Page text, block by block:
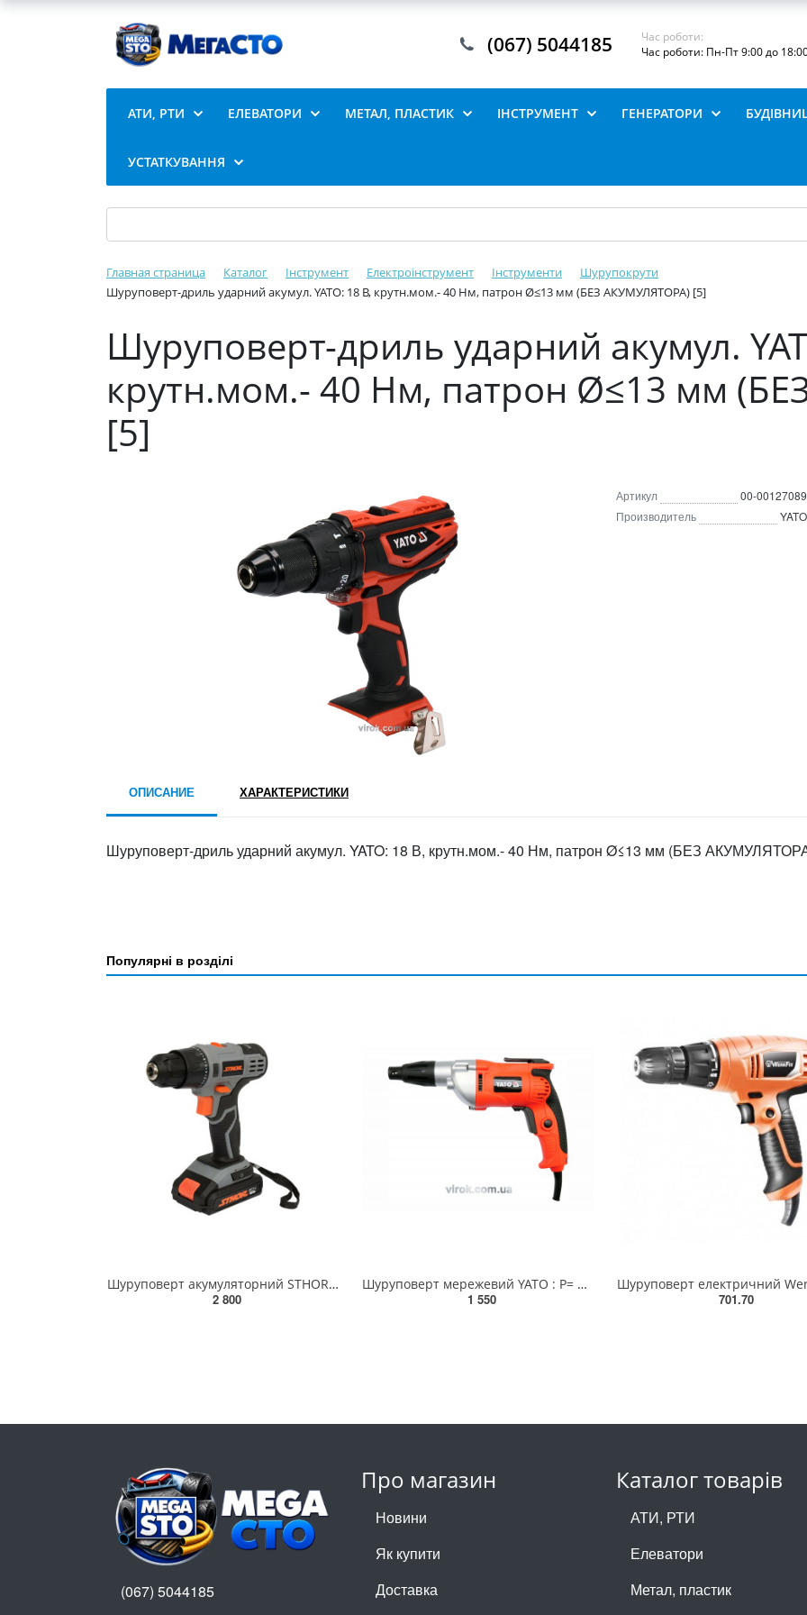
(067) 5044185
Час роботи:
Час роботи: Пн-Пт 9:00 до
АТИ, РТИ ЕЛЕВАТОРИ МЕТАЛ, ПЛАСТИК ІНСТРУМЕНТ ГЕНЕРАТОРИ
УСТАТКУВАННЯ
Главная страница Каталог Інструмент Електроінструмент Інструменти
Шурупокрути
Шуруповерт-дриль ударний акумул. YATO: 18 В, крутн.мом.- 40 Нм, патрон Ø≤13 мм (БЕЗ АКУМУЛЯТОРА) [5]
Шуруповерт-дриль ударний акумул.
крутн.мом.- 40 Нм, патрон Ø≤13 мм
[5]
Артикул
00-00127089
Производитель
YATO
ОПИСАНИЕ ХАРАКТЕРИСТИКИ
Шуруповерт-дриль ударний акумул. YATO: 18 В, крутн.мом.- 40 Нм, патрон Ø≤13 мм (БЕЗ
Популярні в розділі
Шуруповерт акумуляторний STHOR: 20V Li-Ion. 2 АГод, КМ- 26 Nm, патрон до Ø- 0,8-10 мм [4] 78081
2 800
Шуруповерт мережевий YATO : P= 500 [Вт], 1600 [об./хв] (DW) YT-82070
1 550
701.70
Про магазин
Новини
Як купити
Доставка
Каталог товарів
АТИ, РТИ
Елеватори
Метал, пластик
(067) 5044185